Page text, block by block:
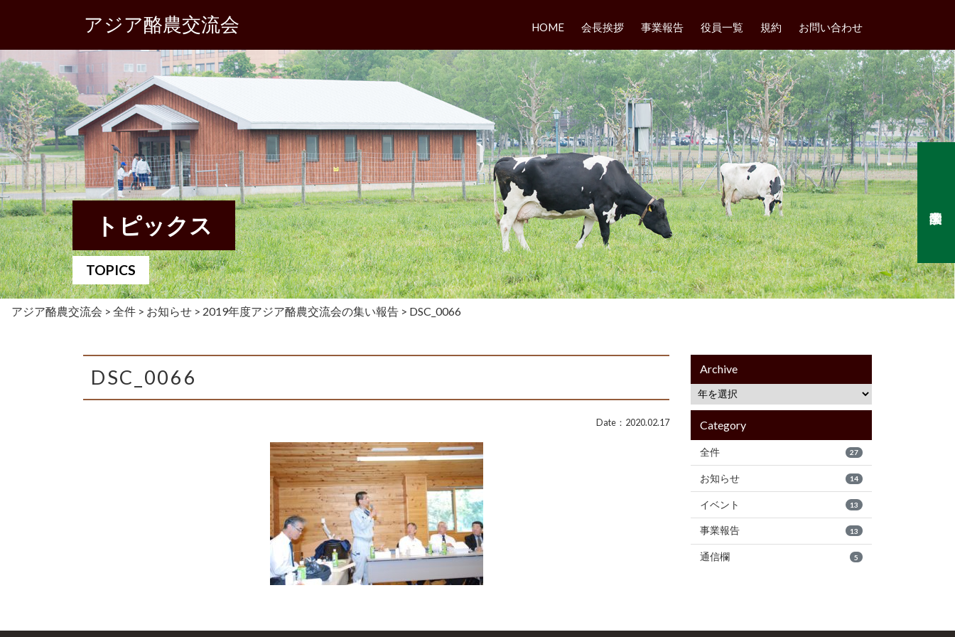
アジア酪農交流会 HOME 会長挨拶 事業報告 役員一覧 規約 お問い合わせ
トピックス
TOPICS
アジア酪農交流会 > 全件 > お知らせ > 2019年度アジア酪農交流会の集い報告 > DSC_0066
DSC_0066
Date：2020.02.17
Archive
Category
全件 27
お知らせ 14
イベント 13
事業報告 13
通信欄 5